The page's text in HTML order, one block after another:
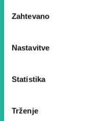
soglasja
Zahtevano
Nastavitve
Statistika
Trženje
– prijavite
našimi
Ime *
E-pošta *